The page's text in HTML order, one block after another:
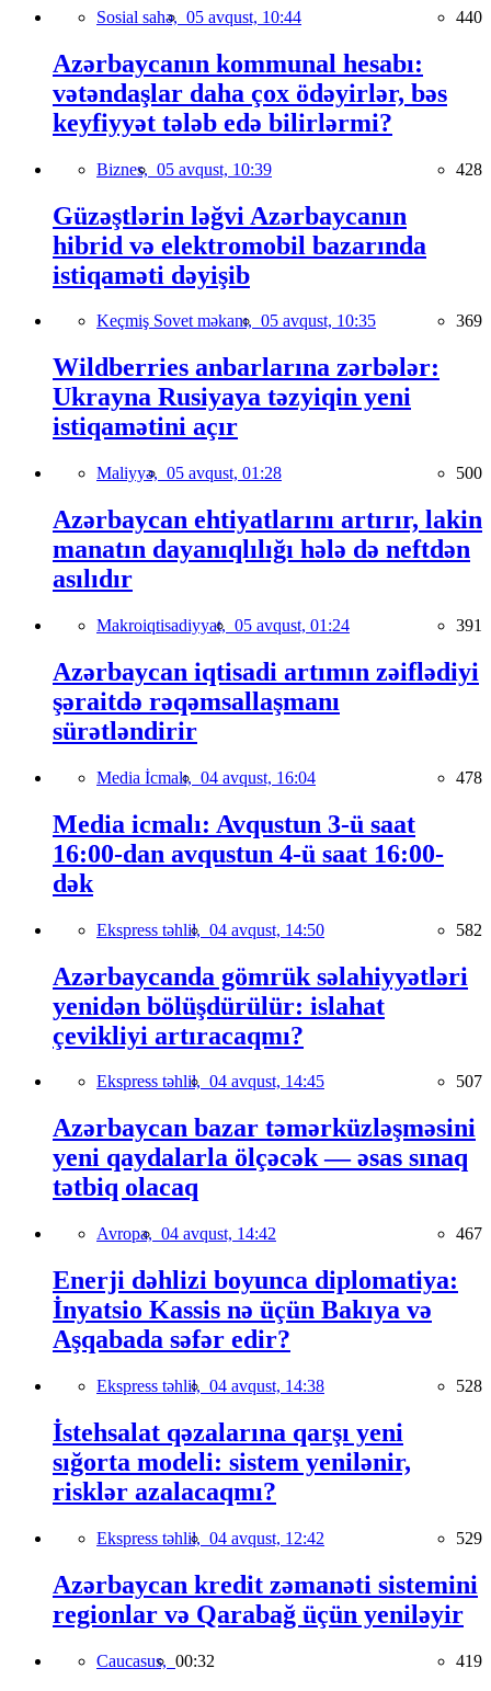
Sosial sahə, 05 avqust, 10:44 440
Azərbaycanın kommunal hesabı:
vətəndaşlar daha çox ödəyirlər, bəs
keyfiyyət tələb edə bilirlərmi?
Biznes, 05 avqust, 10:39 428
Güzəştlərin ləğvi Azərbaycanın
hibrid və elektromobil bazarında
istiqaməti dəyişib
Keçmiş Sovet məkanı, 05 avqust, 10:35 369
Wildberries anbarlarına zərbələr:
Ukrayna Rusiyaya təzyiqin yeni
istiqamətini açır
Maliyyə, 05 avqust, 01:28 500
Azərbaycan ehtiyatlarını artırır, lakin
manatın dayanıqlılığı hələ də neftdən
asılıdır
Makroiqtisadiyyat, 05 avqust, 01:24 391
Azərbaycan iqtisadi artımın zəiflədiyi
şəraitdə rəqəmsallaşmanı
sürətləndirir
Media İcmalı, 04 avqust, 16:04 478
Media icmalı: Avqustun 3-ü saat
16:00-dan avqustun 4-ü saat 16:00-
dək
Ekspress təhlil, 04 avqust, 14:50 582
Azərbaycanda gömrük səlahiyyətləri
yenidən bölüşdürülür: islahat
çevikliyi artıracaqmı?
Ekspress təhlil, 04 avqust, 14:45 507
Azərbaycan bazar təmərküzləşməsini
yeni qaydalarla ölçəcək — əsas sınaq
tətbiq olacaq
Avropa, 04 avqust, 14:42 467
Enerji dəhlizi boyunca diplomatiya:
İnyatsio Kassis nə üçün Bakıya və
Aşqabada səfər edir?
Ekspress təhlil, 04 avqust, 14:38 528
İstehsalat qəzalarına qarşı yeni
sığorta modeli: sistem yenilənir,
risklər azalacaqmı?
Ekspress təhlil, 04 avqust, 12:42 529
Azərbaycan kredit zəmanəti sistemini
regionlar və Qarabağ üçün yeniləyir
Caucasus, 00:32 419